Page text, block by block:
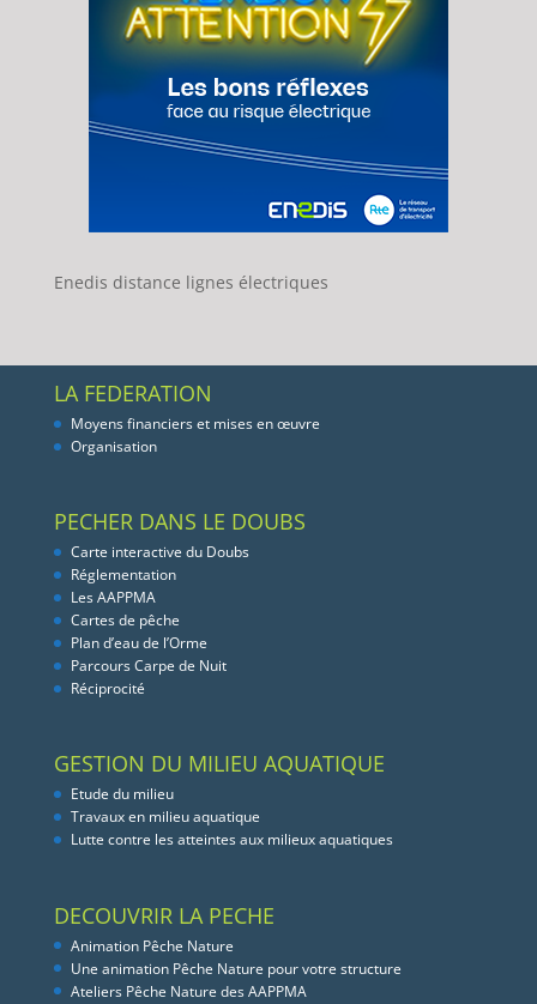
Enedis distance lignes électriques
LA FEDERATION
Moyens financiers et mises en œuvre
Organisation
PECHER DANS LE DOUBS
Carte interactive du Doubs
Réglementation
Les AAPPMA
Cartes de pêche
Plan d’eau de l’Orme
Parcours Carpe de Nuit
Réciprocité
GESTION DU MILIEU AQUATIQUE
Etude du milieu
Travaux en milieu aquatique
Lutte contre les atteintes aux milieux aquatiques
DECOUVRIR LA PECHE
Animation Pêche Nature
Une animation Pêche Nature pour votre structure
Ateliers Pêche Nature des AAPPMA